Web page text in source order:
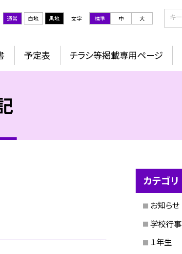
通常 白地 黒地 文字 標準 中 大
予定表 チラシ等掲載専用ページ
カテゴリ
お知らせ
学校行事
１年生